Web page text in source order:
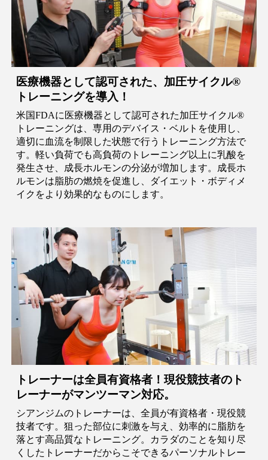
医療機器として認可された、加圧サイクル®︎
トレーニングを導入！
米国FDAに医療機器として認可された加圧サイクル®︎
トレーニングは、専用のデバイス・ベルトを使用し、
適切に血流を制限した状態で行うトレーニング方法で
す。軽い負荷でも高負荷のトレーニング以上に乳酸を
発生させ、成長ホルモンの分泌が増加します。成長ホ
ルモンは脂肪の燃焼を促進し、ダイエット・ボディメ
イクをより効果的なものにします。
トレーナーは全員有資格者！現役競技者のト
レーナーがマンツーマン対応。
シアンジムのトレーナーは、全員が有資格者・現役競
技者です。狙った部位に刺激を与え、効率的に脂肪を
落とす高品質なトレーニング。カラダのことを知り尽
くしたトレーナーだからこそできるパーソナルトレー